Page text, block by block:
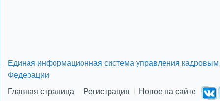
Единая информационная система управления кадровым
Федерации
Главная страница
Регистрация Новое на сайте